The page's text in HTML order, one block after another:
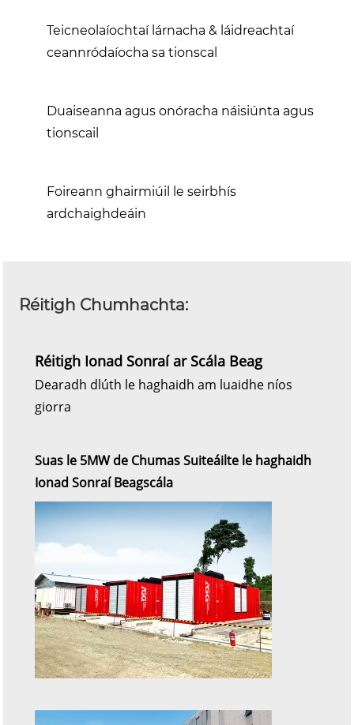
Teicneolaíochtaí lárnacha & láidreachtaí
ceannródaíocha sa tionscal
Duaiseanna agus onóracha náisiúnta agus
tionscail
Foireann ghairmiúil le seirbhís
ardchaighdeáin
Réitigh Chumhachta:
Réitigh Ionad Sonraí ar Scála Beag
Dearadh dlúth le haghaidh am luaidhe níos
giorra
Suas le 5MW de Chumas Suiteáilte le haghaidh
Ionad Sonraí Beagscála